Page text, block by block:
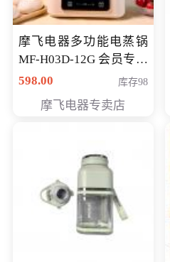
摩飞电器多功能电蒸锅
MF-H03D-12G 会员专享
价398元
598.00 库存98
摩飞电器专卖店